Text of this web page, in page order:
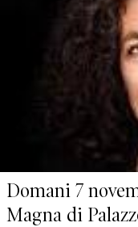
Domani 7
Magna di